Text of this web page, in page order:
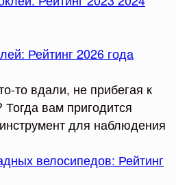
Рейтинг 2026 года
то вдали, не прибегая к
вам пригодится
для наблюдения